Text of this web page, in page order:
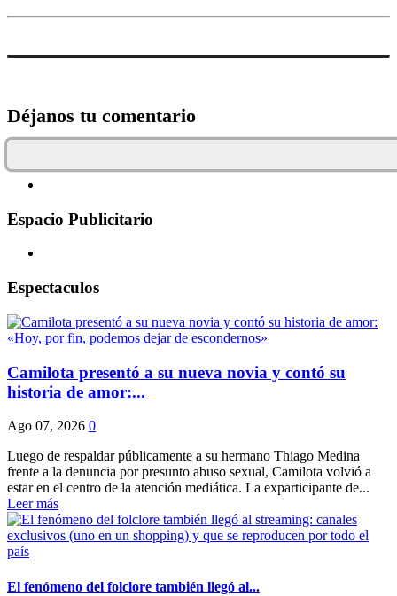
Déjanos tu comentario
Espacio Publicitario
Espectaculos
Camilota presentó a su nueva novia y contó su
historia de amor:...
Ago 07, 2026 0
Luego de respaldar públicamente a su hermano Thiago Medina
frente a la denuncia por presunto abuso sexual, Camilota volvió a
estar en el centro de la atención mediática. La exparticipante de...
Leer más
El fenómeno del folclore también llegó al...